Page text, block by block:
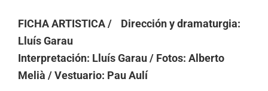
FICHA ARTISTICA / Dirección y dramaturgia:
Lluís Garau
Interpretación: Lluís Garau / Fotos: Alberto
Melià / Vestuario: Pau Aulí